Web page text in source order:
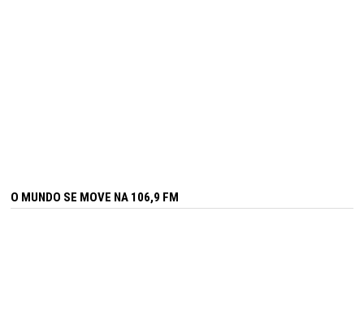
O MUNDO SE MOVE NA 106,9 FM